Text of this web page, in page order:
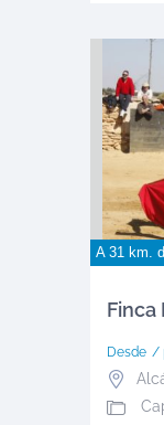
A 31 km.
Finca
Desde /